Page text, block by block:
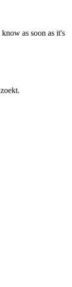
as soon as it's